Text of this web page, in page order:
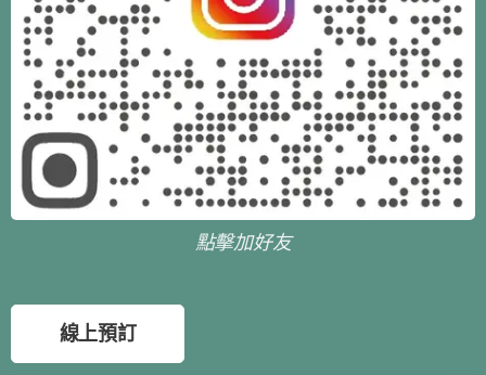
點擊加好友
線上預訂